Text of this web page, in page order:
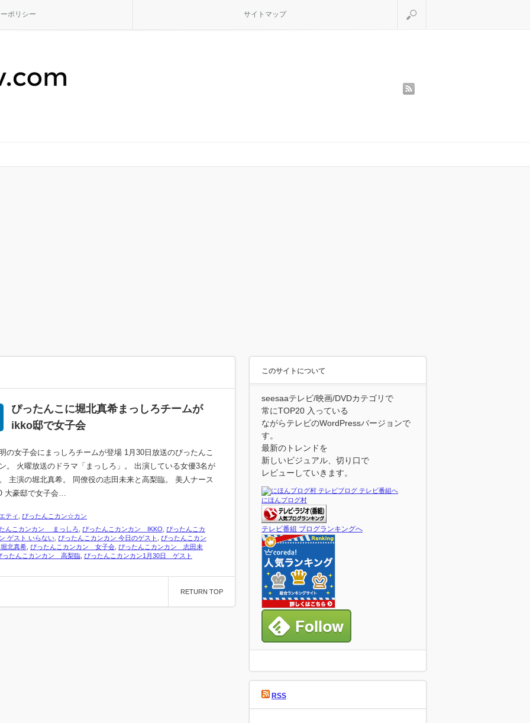
ポリシー サイトマップ
ぴったんこに堀北真希まっしろチームが
ikko邸で女子会
の女子会にまっしろチームが登場 1月30日放送のぴったんこ
。 火曜放送のドラマ「まっしろ」。 出演している女優3名が
主演の堀北真希。 同僚役の志田未来と高梨臨。 美人ナース
大豪邸で女子会…
ティ
ぴったんこカン☆カン
んこカンカン まっしろ ぴったんこカンカン IKKO ぴったんこカ
ゲスト いらない ぴったんこカンカン 今日のゲスト
ぴったんこカン
北真希 ぴったんこカンカン 女子会 ぴったんこカンカン 志田未
ったんこカンカン 高梨臨 ぴったんこカンカン1月30日 ゲスト
RETURN TOP
このサイトについて
seesaaテレビ/映画/DVDカテゴリで
常にTOP20 入っている
ながらテレビのWordPressバージョンで
す。
最新のトレンドを
新しいビジュアル、切り口で
レビューしていきます。
にほんブログ村
テレビ番組 ブログランキングへ
RSS